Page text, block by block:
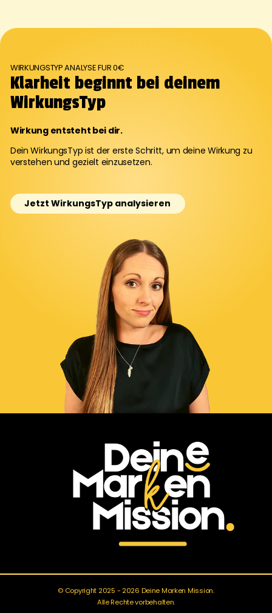
WIRKUNGSTYP ANALYSE FUR 0€
Klarheit beginnt bei deinem
WirkungsTyp
Wirkung entsteht bei dir.
Dein WirkungsTyp ist der erste Schritt, um deine Wirkung zu
verstehen und gezielt einzusetzen.
Jetzt WirkungsTyp analysieren
© Copyright 2025 - 2026 Deine Marken Mission.
Alle Rechte vorbehalten.